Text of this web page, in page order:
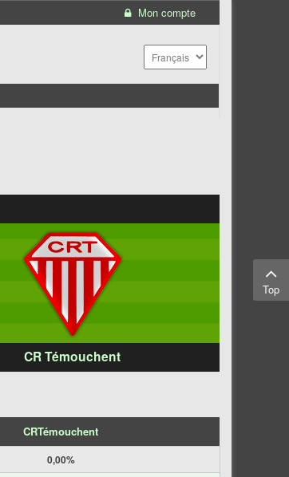
Mon compte
CR Témouchent
CRTémouchent
0,00%
Top